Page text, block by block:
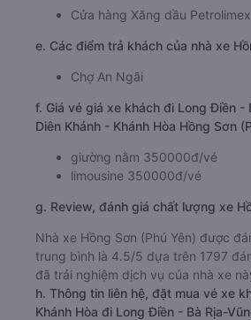
Cửa hàng Xăng dầu Petrolimex
e. Các điểm trả khách của nhà xe
Chợ An Ngãi
f. Giá vé giá xe khách đi Long Điền -
Diên Khánh - Khánh Hòa Hồng Sơn
giường nằm 350000đ/vé
limousine 350000đ/vé
g. Review, đánh giá chất lượng xe
Nhà xe Hồng Sơn (Phú Yên) được
trung bình là 4.5/5 dựa trên 1797
đã trải nghiệm dịch vụ của nhà xe
h. Thông tin liên hệ, đặt mua vé xe
Khánh Hòa đi Long Điền - Bà Rịa-